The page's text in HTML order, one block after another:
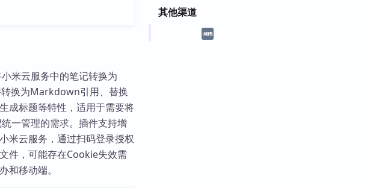
其他渠道
米云服务中的笔记转换为
换为Markdown引用、替换
成标题等特性，适用于需要将
一管理的需求。插件支持增
米云服务，通过扫码登录授权
件，可能存在Cookie失效需
和移动端。